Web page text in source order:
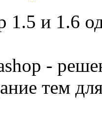
1.5 и 1.6
-
тем